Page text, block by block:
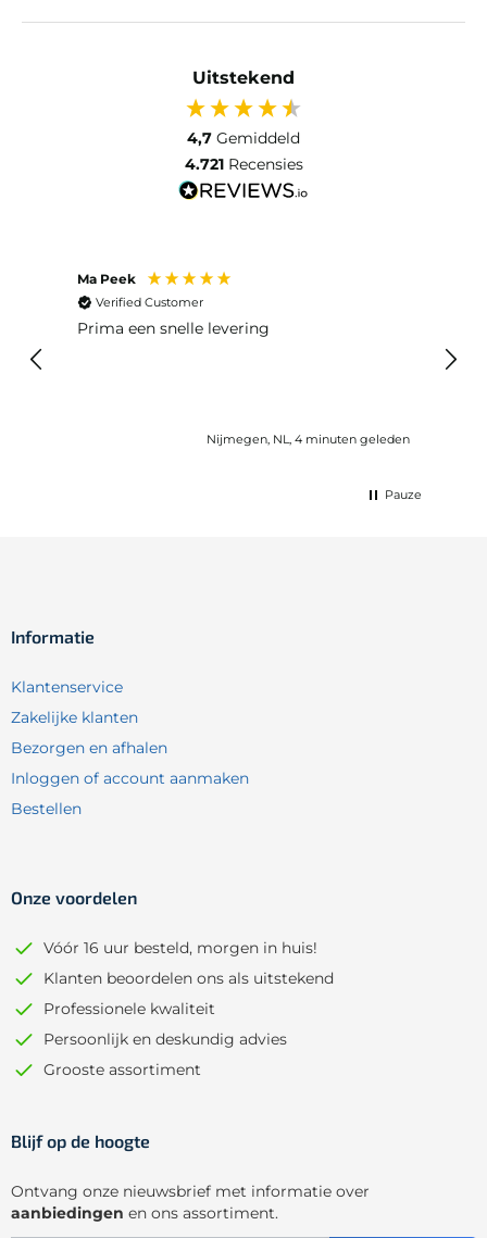
Uitstekend
4,7 Gemiddeld
4.721 Recensies
Ma Peek
Verified Customer
Prima een snelle levering
Nijmegen, NL, 4 minuten geleden
Pauze
Informatie
Klantenservice
Zakelijke klanten
Bezorgen en afhalen
Inloggen of account aanmaken
Bestellen
Onze voordelen
Vóór 16 uur besteld, morgen in huis!
Klanten beoordelen ons als uitstekend
Professionele kwaliteit
Persoonlijk en deskundig advies
Grooste assortiment
Blijf op de hoogte
Ontvang onze nieuwsbrief met informatie over
aanbiedingen en ons assortiment.